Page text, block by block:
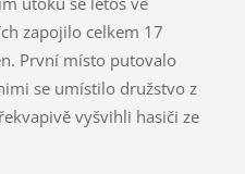
zapojilo celkem 17
První místo putovalo
se umístilo družstvo z
vyšvihli hasiči ze